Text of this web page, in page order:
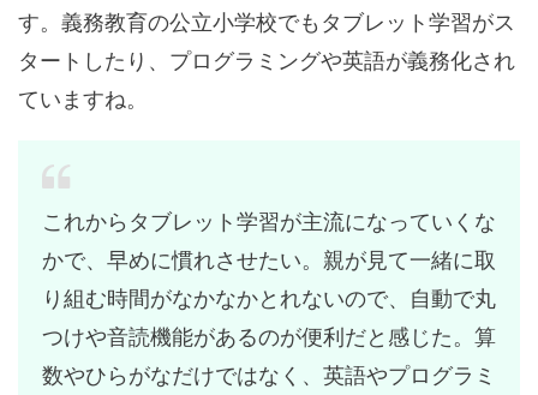
す。義務教育の公立小学校でもタブレット学習がス
タートしたり、プログラミングや英語が義務化され
ていますね。
これからタブレット学習が主流になっていくな
かで、早めに慣れさせたい。親が見て一緒に取
り組む時間がなかなかとれないので、自動で丸
つけや音読機能があるのが便利だと感じた。算
数やひらがなだけではなく、英語やプログラミ